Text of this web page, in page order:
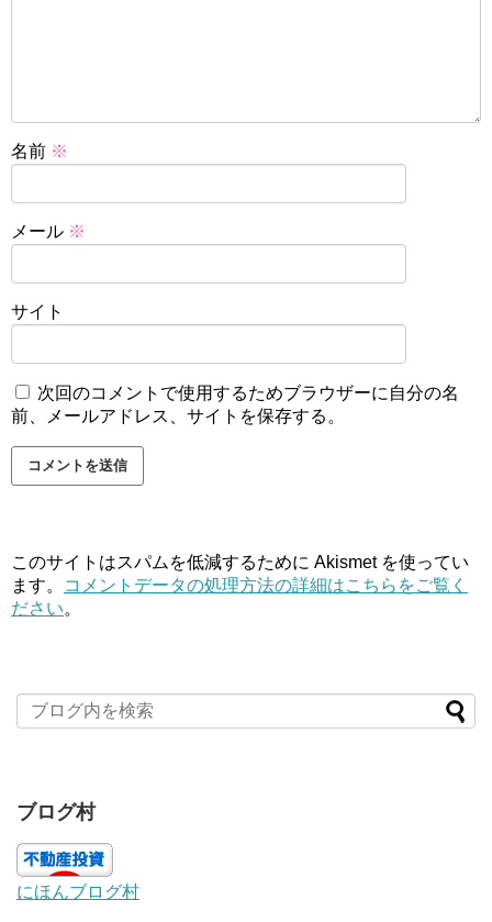
名前 ※
メール ※
サイト
次回のコメントで使用するためブラウザーに自分の名
前、メールアドレス、サイトを保存する。
このサイトはスパムを低減するために Akismet を使ってい
ます。
コメントデータの処理方法の詳細はこちらをご覧く
ださい。
ブログ村
にほんブログ村